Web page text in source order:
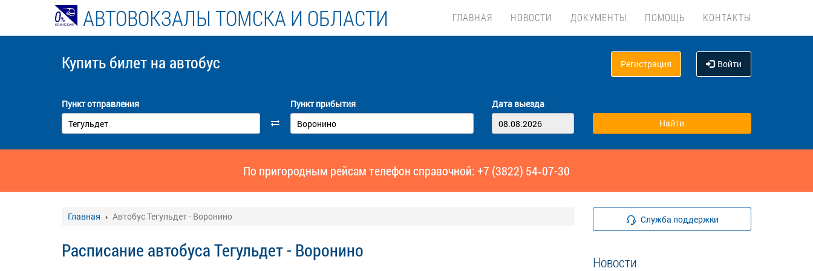
АВТОВОКЗАЛЫ ТОМСКА И ОБЛАСТИ ГЛАВНАЯ НОВОСТИ ДОКУМЕНТЫ ПОМОЩЬ КОНТАКТЫ
Купить билет на автобус Регистрация Войти
Пункт отправления Пункт прибытия Дата выезда
По пригородным рейсам телефон справочной: +7 (3822) 54‑07-30
Главная Автобус Тегульдет - Воронино
Расписание автобуса Тегульдет - Воронино
Служба поддержки
Новости